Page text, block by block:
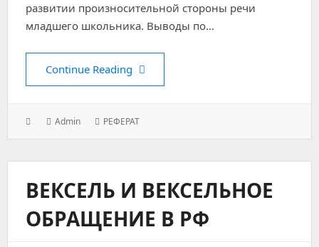
развитии произносительной стороны речи
младшего школьника. Выводы по…
Continue Reading Развитие произносительной
PostedAuthor:
Admin Categories:
РЕФЕРАТ
ВЕКСЕЛЬ И ВЕКСЕЛЬНОЕ
ОБРАЩЕНИЕ В РФ